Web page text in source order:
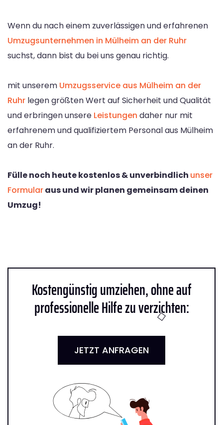
Wenn du nach einem zuverlässigen und erfahrenen
Umzugsunternehmen in Mülheim an der Ruhr
suchst, dann bist du bei uns genau richtig.
mit unserem Umzugsservice aus Mülheim an der
Ruhr legen größten Wert auf Sicherheit und Qualität
und erbringen unsere Leistungen daher nur mit
erfahrenem und qualifiziertem Personal aus Mülheim
an der Ruhr.
Fülle noch heute kostenlos & unverbindlich unser
Formularaus und wir planen gemeinsam deinen
Umzug!
Kostengünstig umziehen, ohne auf
professionelle Hilfe zu verzichten:
JETZT ANFRAGEN